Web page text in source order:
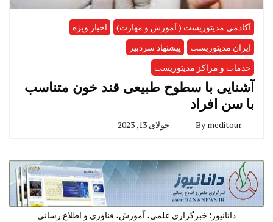
آکادمی مدیتوریست ( آموزش و مهارت)
اخبار ویژه
ایران مدیتوریست
پیشنهاد سردبیر
خدمات و مراکز مدیتوریست
آشنایی با سطوح طبیعی قند خون متناسب
با سن افراد
By meditour جولای 13, 2023
دانانیوز؛ خبرگزاری علمی، آموزش، فناوری و اطلاع رسانی